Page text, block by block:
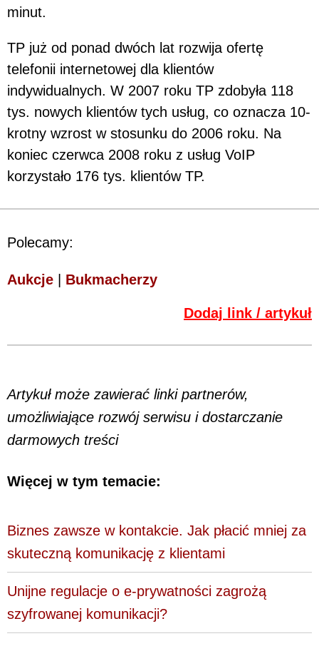
minut.
TP już od ponad dwóch lat rozwija ofertę
telefonii internetowej dla klientów
indywidualnych. W 2007 roku TP zdobyła 118
tys. nowych klientów tych usług, co oznacza 10-
krotny wzrost w stosunku do 2006 roku. Na
koniec czerwca 2008 roku z usług VoIP
korzystało 176 tys. klientów TP.
Polecamy:
Aukcje Bukmacherzy
Dodaj link / artykuł
Artykuł może zawierać linki partnerów,
umożliwiające rozwój serwisu i dostarczanie
darmowych treści
Więcej w tym temacie:
Biznes zawsze w kontakcie. Jak płacić mniej za
skuteczną komunikację z klientami
Unijne regulacje o e-prywatności zagrożą
szyfrowanej komunikacji?